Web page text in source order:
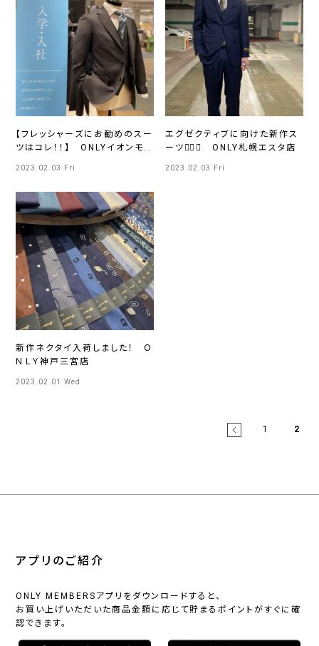
【フレッシャーズにお勧めのスー
ツはコレ！！】 ONLYイオンモ
2023.02.03 Fri
エグゼクティブに向けた新作ス
ーツ💁‍♂️✨ ONLY札幌エスタ店
2023.02.03 Fri
新作ネクタイ入荷しました！ Ｏ
ＮＬＹ神戸三宮店
2023.02.01 Wed
1 2
アプリのご紹介
ONLY MEMBERSアプリをダウンロードすると、
お買い上げいただいた商品金額に応じて貯まるポイントがすぐに確
認できます。